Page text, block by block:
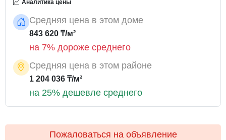
Аналитика цены
Средняя цена в этом доме
843 620 ₸/м²
на 7% дороже среднего
Средняя цена в этом районе
1 204 036 ₸/м²
на 25% дешевле среднего
Пожаловаться на объявление